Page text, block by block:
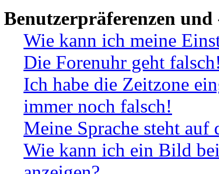
Benutzerpräferenzen und
Wie kann ich meine
Die Forenuhr geht
Ich habe die Zeitzone
immer noch falsch!
Meine Sprache steht
Wie kann ich ein Bild